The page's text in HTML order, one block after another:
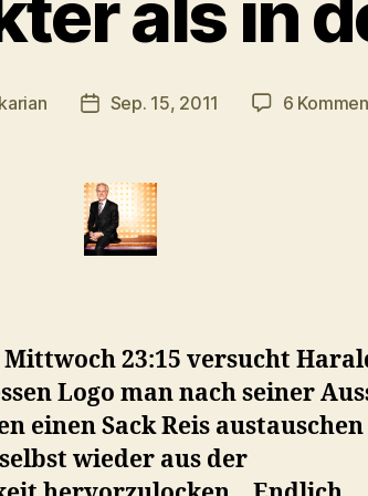
Veröffentlichungsdatum
Sep. 15, 2011 6
Mittwoch 23:15 versucht
Logo man nach seiner
einen Sack Reis austauschen
wieder aus der